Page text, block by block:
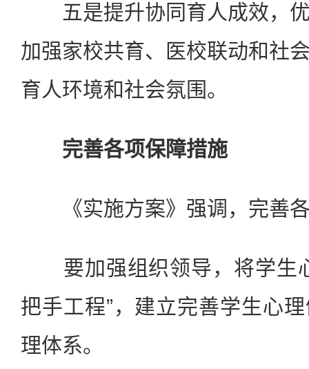
五是提升协同育人成效，优
加强家校共育、医校联动和社
育人环境和社会氛围。
完善各项保障措施
《实施方案》强调，完善各
要加强组织领导，将学生
把手工程”，建立完善学生心
理体系。